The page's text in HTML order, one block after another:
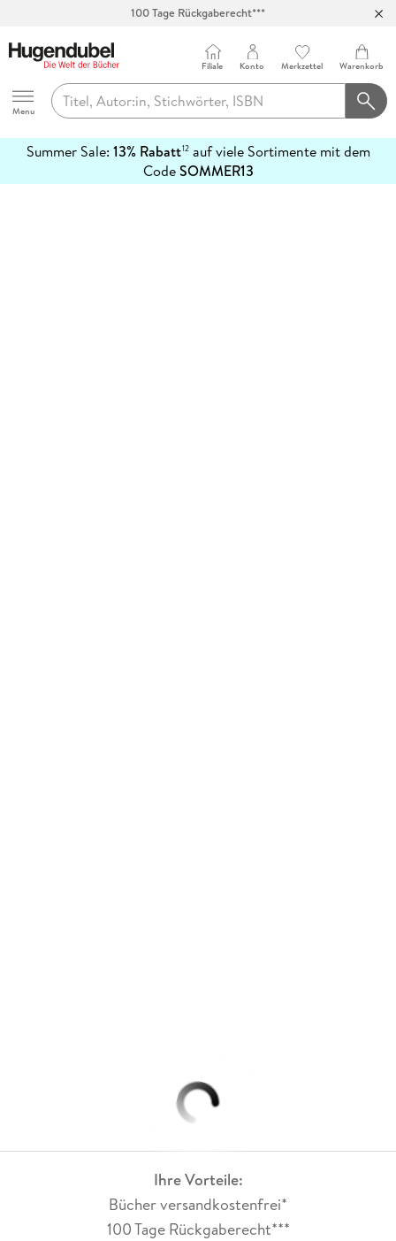
100 Tage Rückgaberecht***
Hugendubel
Menu
Filiale Konto Merkzettel Warenkorb
Summer Sale: 13% Rabatt12auf viele Sortimente mit dem
CodeSOMMER13
erfahren
Ihre Vorteile:
Bücher versandkostenfrei*
100 Tage Rückgaberecht***